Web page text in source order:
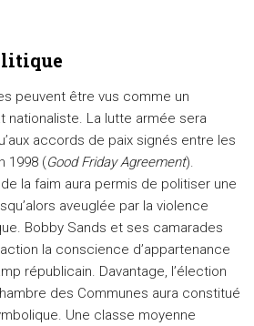
peuvent être vus comme un
nationaliste. La lutte armée sera
accords de paix signés entre les
1998 (Good Friday Agreement).
la faim aura permis de politiser une
aveuglée par la violence
Bobby Sands et ses camarades
la conscience d’appartenance
républicain. Davantage, l’élection
des Communes aura constitué
Une classe moyenne